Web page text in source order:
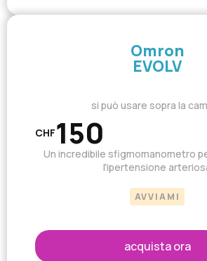
Omron
EVOLV
si può usare sopra la
CHF150
Un incredibile sfigmomanometro
l'ipertensione
AVVIAMI
acquista ora